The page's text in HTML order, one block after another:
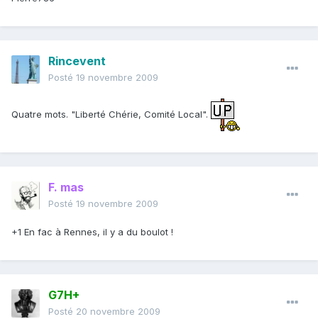
Rincevent
Posté 19 novembre 2009
Quatre mots. "Liberté Chérie, Comité Local".
F. mas
Posté 19 novembre 2009
+1 En fac à Rennes, il y a du boulot !
G7H+
Posté 20 novembre 2009